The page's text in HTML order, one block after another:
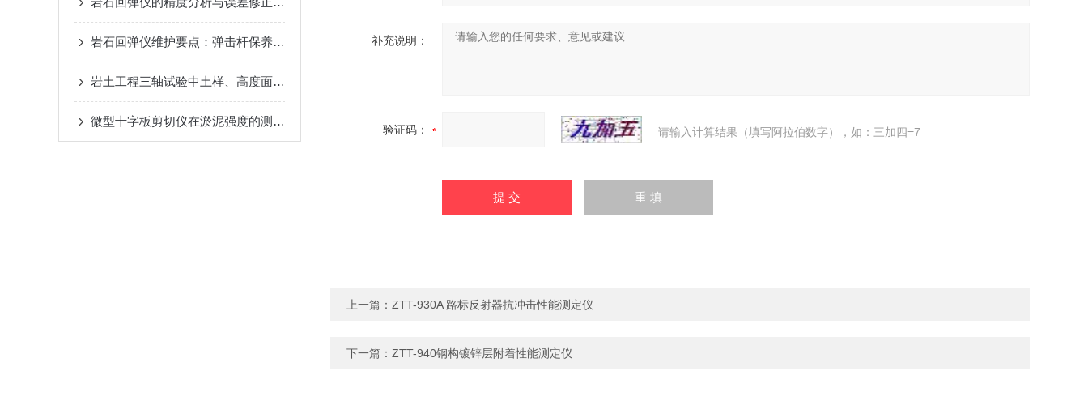
岩石回弹仪维护要点：弹击杆保养、指针调节与仪器防潮措施
岩土工程三轴试验中土样、高度面积修正等情况的探讨
微型十字板剪切仪在淤泥强度的测定时所用方法的建议
补充说明：
验证码： 请输入计算结果（填写阿拉伯数字），如：三加四=7
上一篇： ZTT-930A 路标反射器抗冲击性能测定仪
下一篇： ZTT-940钢构镀锌层附着性能测定仪